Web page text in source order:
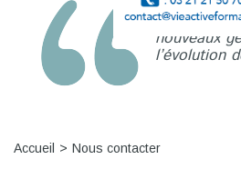
répondre
nouveaux
l’évolution
Accueil Nous contacter